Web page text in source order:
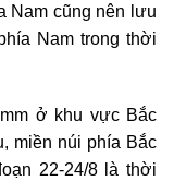
Nam cũng nên lưu
Nam trong thời
ở khu vực Bắc
miền núi phía Bắc
22-24/8 là thời